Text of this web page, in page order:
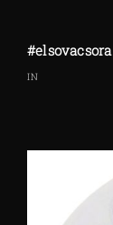
#elsovacsora
IN